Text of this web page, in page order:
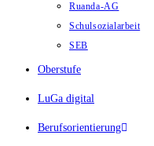
Ruanda-AG
Schulsozialarbeit
SEB
Oberstufe
LuGa digital
Berufsorientierung